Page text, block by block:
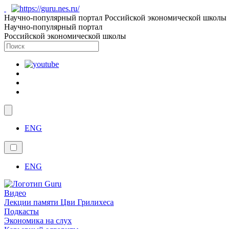
Научно-популярный портал Российской экономической школы
Научно-популярный портал
Российской экономической школы
ENG
ENG
Видео
Лекции памяти Цви Грилихеса
Подкасты
Экономика на слух